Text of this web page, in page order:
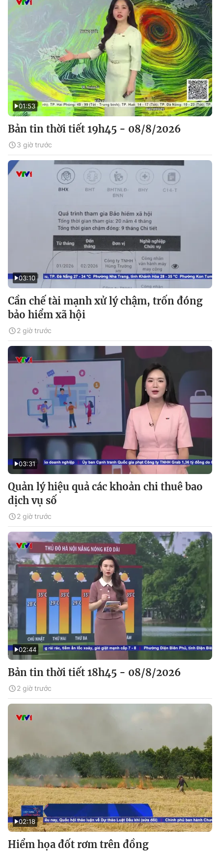
01:53
Bản tin thời tiết 19h45 - 08/8/2026
3 giờ trước
03:10
Cần chế tài mạnh xử lý chậm, trốn đóng
bảo hiểm xã hội
2 giờ trước
03:31
Quản lý hiệu quả các khoản chi thuê bao
dịch vụ số
2 giờ trước
02:44
Bản tin thời tiết 18h45 - 08/8/2026
2 giờ trước
02:18
Hiểm họa đốt rơm trên đồng